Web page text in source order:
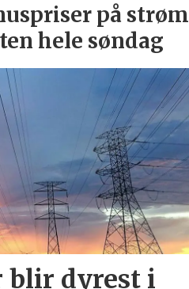
på strøm
hele søndag
blir dyrest i